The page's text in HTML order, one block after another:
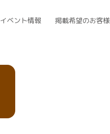
イベント情報 掲載希望のお客様